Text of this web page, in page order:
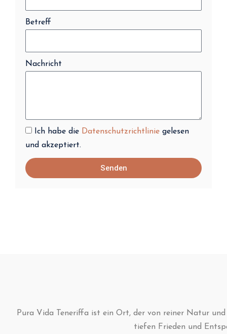
Betreff
Nachricht
Ich habe die Datenschutzrichtlinie gelesen
und akzeptiert.
Senden
Pura Vida Teneriffa ist ein Ort, der von reiner Natur
tiefen Frieden und